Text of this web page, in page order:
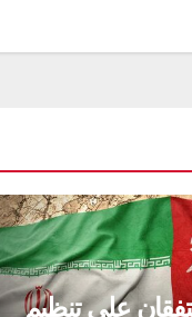
على تنظيم